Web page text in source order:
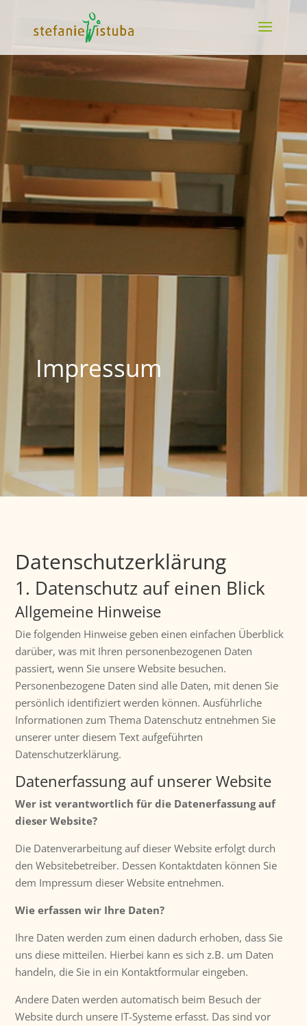
Impressum
Datenschutzerklärung
1. Datenschutz auf einen Blick
Allgemeine Hinweise
Die folgenden Hinweise geben einen einfachen Überblick
darüber, was mit Ihren personenbezogenen Daten
passiert, wenn Sie unsere Website besuchen.
Personenbezogene Daten sind alle Daten, mit denen Sie
persönlich identifiziert werden können. Ausführliche
Informationen zum Thema Datenschutz entnehmen Sie
unserer unter diesem Text aufgeführten
Datenschutzerklärung.
Datenerfassung auf unserer Website
Wer ist verantwortlich für die Datenerfassung auf
dieser Website?
Die Datenverarbeitung auf dieser Website erfolgt durch
den Websitebetreiber. Dessen Kontaktdaten können Sie
dem Impressum dieser Website entnehmen.
Wie erfassen wir Ihre Daten?
Ihre Daten werden zum einen dadurch erhoben, dass Sie
uns diese mitteilen. Hierbei kann es sich z.B. um Daten
handeln, die Sie in ein Kontaktformular eingeben.
Andere Daten werden automatisch beim Besuch der
Website durch unsere IT-Systeme erfasst. Das sind vor